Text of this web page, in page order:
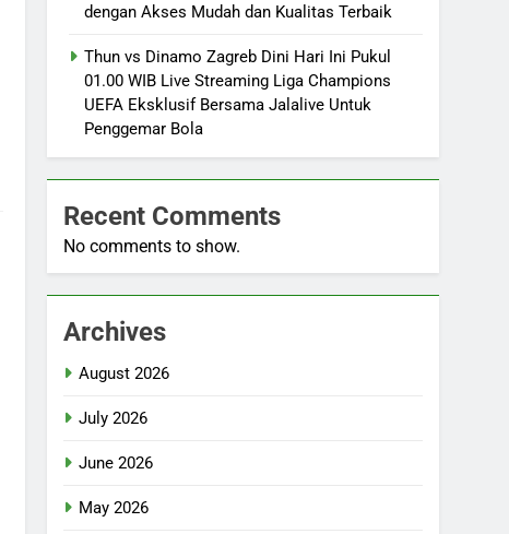
dengan Akses Mudah dan Kualitas Terbaik
Thun vs Dinamo Zagreb Dini Hari Ini Pukul
01.00 WIB Live Streaming Liga Champions
UEFA Eksklusif Bersama Jalalive Untuk
Penggemar Bola
Recent Comments
No comments to show.
Archives
August 2026
July 2026
June 2026
May 2026